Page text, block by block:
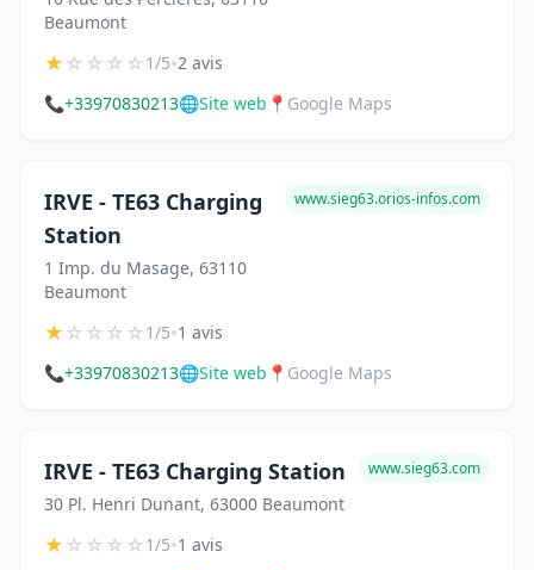
Beaumont
★☆☆☆☆1/5•2 avis
📞+33970830213🌐Site web 📍 Google Maps
IRVE - TE63 Charging
Station
1 Imp. du Masage, 63110
Beaumont
www.sieg63.orios-infos.com
★☆☆☆☆1/5•1 avis
📞+33970830213🌐Site web 📍 Google Maps
IRVE - TE63 Charging Station
30 Pl. Henri Dunant, 63000 Beaumont
www.sieg63.com
★☆☆☆☆1/5•1 avis